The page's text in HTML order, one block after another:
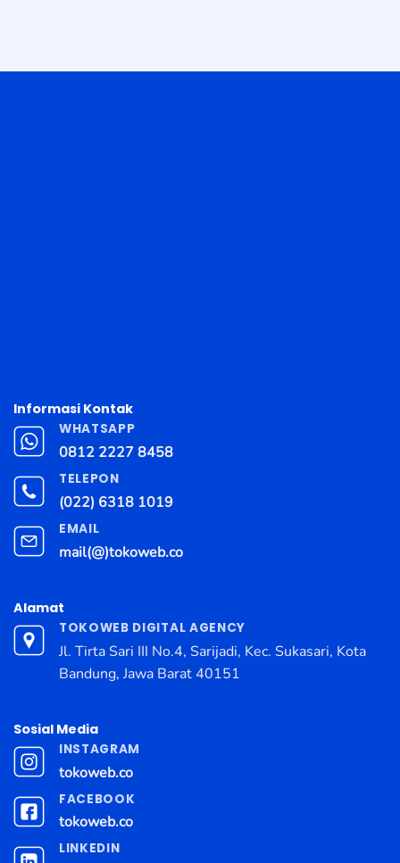
Informasi Kontak
WHATSAPP
0812 2227 8458
TELEPON
(022) 6318 1019
EMAIL
mail(@)tokoweb.co
Alamat
TOKOWEB DIGITAL AGENCY
Jl. Tirta Sari III No.4, Sarijadi, Kec. Sukasari, Kota
Bandung, Jawa Barat 40151
Sosial Media
INSTAGRAM
tokoweb.co
FACEBOOK
tokoweb.co
LINKEDIN